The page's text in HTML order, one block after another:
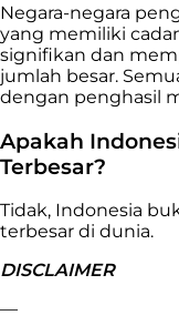
Negara-negara
yang memiliki
signifikan dan
jumlah besar.
dengan penghasil
Apakah
Terbesar?
Tidak, Indonesia
terbesar di dunia.
DISCLAIMER
—